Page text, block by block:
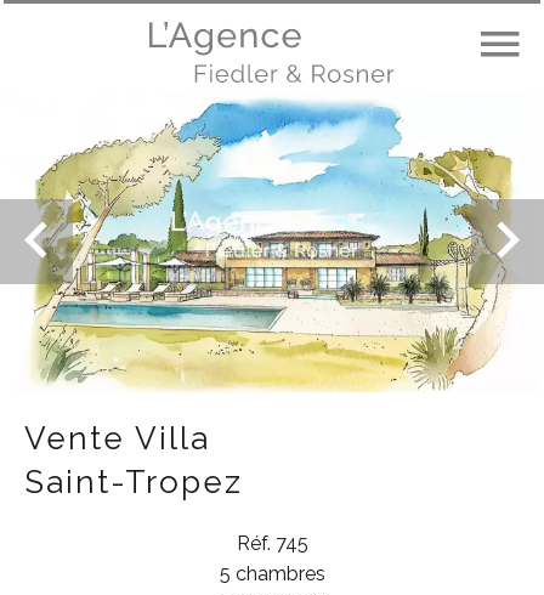
Vente Villa
Saint-Tropez
Réf. 745
5 chambres